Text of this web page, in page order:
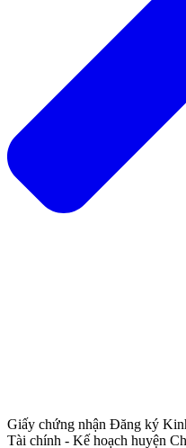
Giấy chứng nhận Đăng ký
Tài chính - Kế hoạch huyện